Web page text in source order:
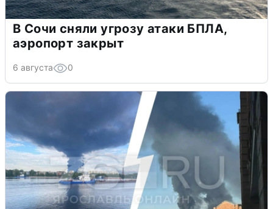
В Сочи сняли угрозу атаки БПЛА,
аэропорт закрыт
6 августа 0